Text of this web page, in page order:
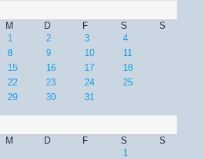
M D F S
S
1
2 3
4
8 9 10
11
15 16 17
18
22 23 24
25
29 30 31
M D F S
S
1